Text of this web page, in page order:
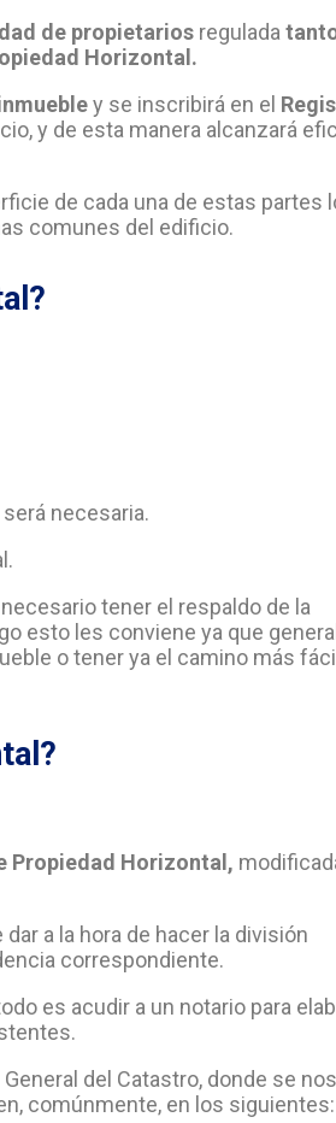
de propietarios regulada
Horizontal.
y se inscribirá en el
y de esta manera alcanzará
de cada una de estas partes
comunes del edificio.
será necesaria.
tener el respaldo de la
esto les conviene ya que
o tener ya el camino más
Propiedad Horizontal,
a la hora de hacer la división
correspondiente.
es acudir a un notario para
del Catastro, donde se nos
comúnmente, en los siguientes: